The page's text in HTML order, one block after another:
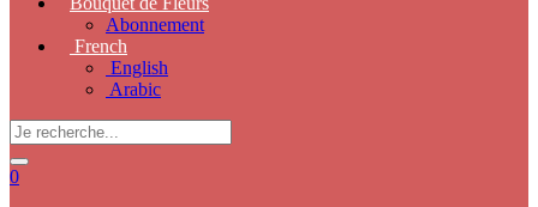
Abonnement
French
English
Arabic
0